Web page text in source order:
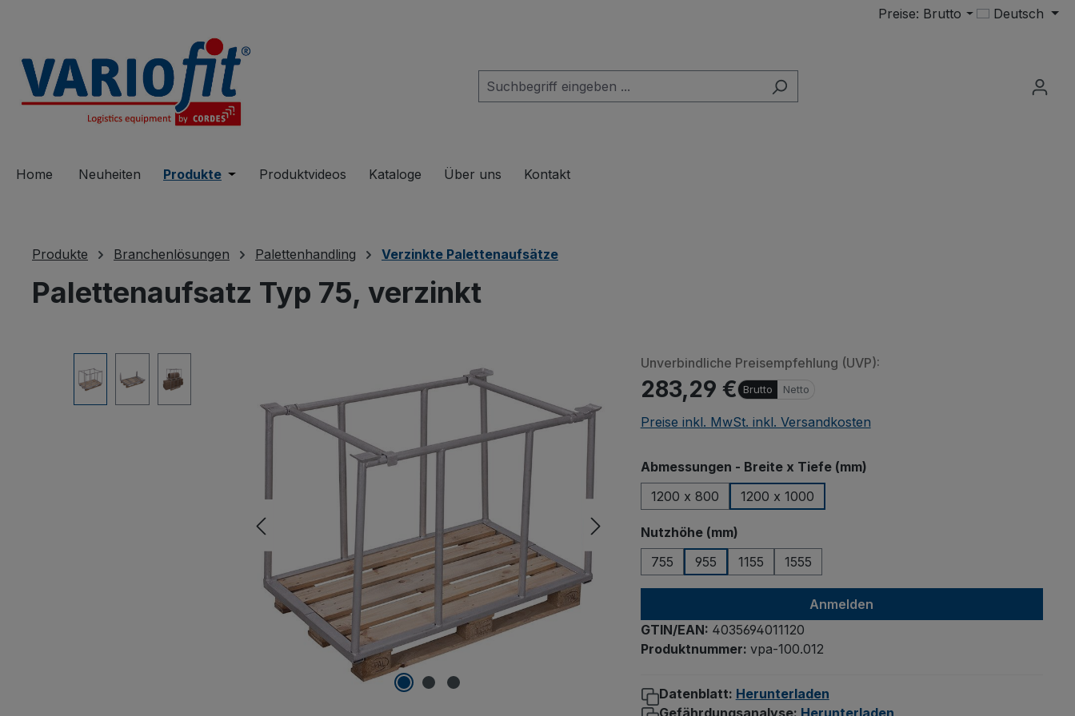
Preise: Brutto Deutsch
Home Neuheiten Produkte Öffne oder Schließe das Dropdown der Kategorie Produkte
Produktvideos Kataloge Über uns Kontakt
Produkte Branchenlösungen Palettenhandling Verzinkte Palettenaufsätze
Palettenaufsatz Typ 75, verzinkt
Unverbindliche Preisempfehlung (UVP):
283,29 € Brutto Netto
Preise inkl. MwSt. inkl. Versandkosten
Abmessungen - Breite x Tiefe (mm)auswählen
1200 x 800
1200 x 1000
Nutzhöhe (mm)auswählen
755
955 1155 1555
Anmelden
GTIN/EAN: 4035694011120
Produktnummer: vpa-100.012
Datenblatt: Herunterladen